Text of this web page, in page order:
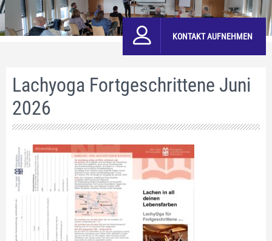
KONTAKT AUFNEHMEN
Lachyoga Fortgeschrittene Juni
2026